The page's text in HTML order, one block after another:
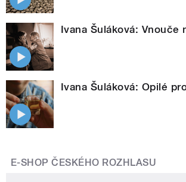
Ivana Šuláková: Vnouče
Ivana Šuláková: Opilé
E-SHOP ČESKÉHO ROZHLASU